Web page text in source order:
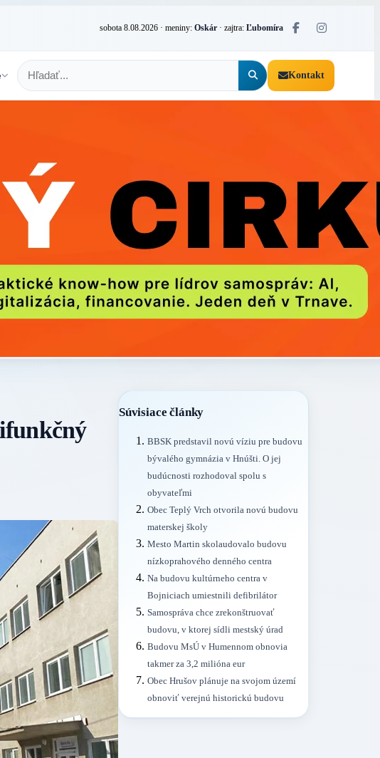
sobota 8.08.2026 · meniny: Oskár · zajtra: Ľubomíra
Kontakt
Súvisiace články
BBSK predstavil novú víziu pre budovu
bývalého gymnázia v Hnúšti. O jej
budúcnosti rozhodoval spolu s
obyvateľmi
Obec Teplý Vrch otvorila novú budovu
materskej školy
Mesto Martin skolaudovalo budovu
nízkoprahového denného centra
Na budovu kultúrneho centra v
Bojniciach umiestnili defibrilátor
Samospráva chce zrekonštruovať
budovu, v ktorej sídli mestský úrad
Budovu MsÚ v Humennom obnovia
takmer za 3,2 milióna eur
Obec Hrušov plánuje na svojom území
obnoviť verejnú historickú budovu